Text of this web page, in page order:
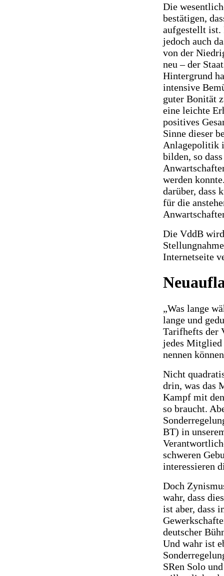
Die
bestätigen,
aufgestellt ist.
jedoch auch
von der
neu – der
Hintergrund
intensive
guter Bonität
eine leichte
positives
Sinne dieser
Anlagepolitik
bilden, so
werden
darüber, dass
für die
Die VddB
Internetseite
„Was lange
lange und
Tarifhefts der
jedes Mitglied
nennen
Nicht
drin, was das
Kampf mit
so braucht.
BT) in
schweren
interessieren
Doch
wahr, dass
ist aber, dass
deutscher
Und wahr ist
SRen Solo